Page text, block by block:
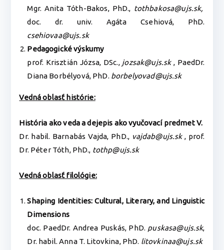
Mgr. Anita Tóth-Bakos, PhD., tothbakosa@ujs.sk,
doc. dr. univ. Agáta Csehiová, PhD.
csehiovaa@ujs.sk
Pedagogické výskumy
prof. Krisztián Józsa, DSc., jozsak@ujs.sk, PaedDr.
Diana Borbélyová, PhD. borbelyovad@ujs.sk
Vedná oblasť histórie:
História ako veda a dejepis ako vyučovací predmet V.
Dr. habil. Barnabás Vajda, PhD., vajdab@ujs.sk, prof.
Dr. Péter Tóth, PhD., tothp@ujs.sk
Vedná oblasť filológie:
Shaping Identities: Cultural, Literary, and Linguistic
Dimensions
doc. PaedDr. Andrea Puskás, PhD. puskasa@ujs.sk,
Dr. habil. Anna T. Litovkina, PhD. litovkinaa@ujs.sk